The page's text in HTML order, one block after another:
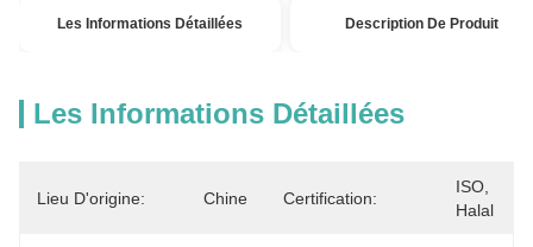
Les Informations Détaillées Description De Produit
Les Informations Détaillées
Lieu D'origine: Chine Certification:
ISO,
Halal